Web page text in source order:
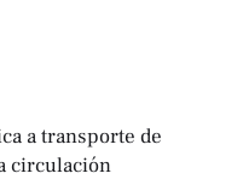
a transporte de
circulación